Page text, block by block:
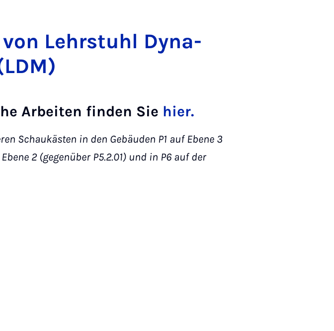
Lehr­stuhl Dy­na­
Arbeiten finden Sie hier.
Schaukästen in den Gebäuden P1 auf Ebene 3
2 (gegenüber P5.2.01) und in P6 auf der